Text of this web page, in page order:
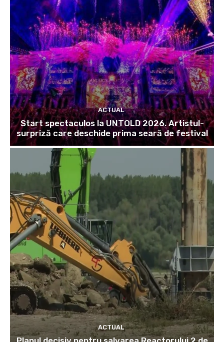
ACTUAL
Start spectaculos la UNTOLD 2026. Artistul-
surpriză care deschide prima seară de festival
ACTUAL